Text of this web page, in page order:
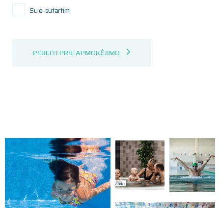
Su e-sutartimi
PEREITI PRIE APMOKĖJIMO